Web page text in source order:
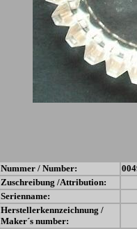
Nummer / Number:
Zuschreibung /Attribution:
Serienname:
Herstellerkennzeichnung /
Maker´s number: